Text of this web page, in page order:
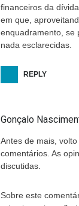
financeiros da
em que,
enquadramento, se
nada esclarecidas.
REPLY
Gonçalo
Antes de mais,
comentários. As
discutidas.
Sobre este